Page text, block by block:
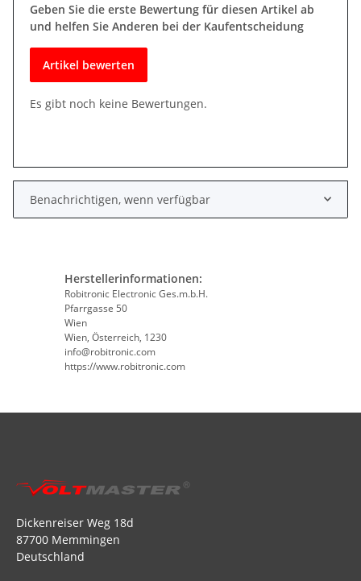
Geben Sie die erste Bewertung für diesen Artikel ab
und helfen Sie Anderen bei der Kaufentscheidung
Artikel bewerten
Es gibt noch keine Bewertungen.
Benachrichtigen, wenn verfügbar
Herstellerinformationen:
Robitronic Electronic Ges.m.b.H.
Pfarrgasse 50
Wien
Wien, Österreich, 1230
info@robitronic.com
https://www.robitronic.com
Dickenreiser Weg 18d
87700 Memmingen
Deutschland